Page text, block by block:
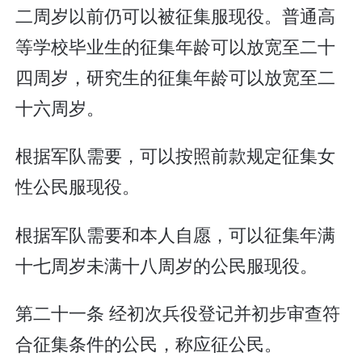
二周岁以前仍可以被征集服现役。普通高
等学校毕业生的征集年龄可以放宽至二十
四周岁，研究生的征集年龄可以放宽至二
十六周岁。
根据军队需要，可以按照前款规定征集女
性公民服现役。
根据军队需要和本人自愿，可以征集年满
十七周岁未满十八周岁的公民服现役。
第二十一条 经初次兵役登记并初步审查符
合征集条件的公民，称应征公民。